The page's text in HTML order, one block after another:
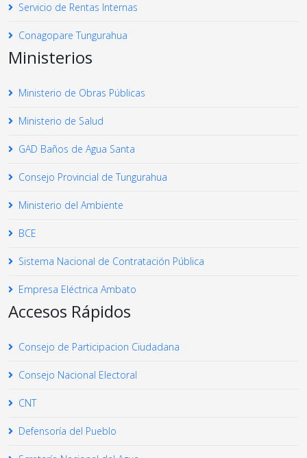
Servicio de Rentas Internas
Conagopare Tungurahua
Ministerios
Ministerio de Obras Públicas
Ministerio de Salud
GAD Baños de Agua Santa
Consejo Provincial de Tungurahua
Ministerio del Ambiente
BCE
Sistema Nacional de Contratación Pública
Empresa Eléctrica Ambato
Accesos Rápidos
Consejo de Participacion Ciudadana
Consejo Nacional Electoral
CNT
Defensoría del Pueblo